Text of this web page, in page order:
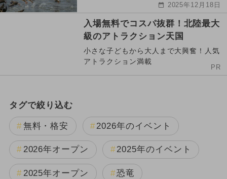
2025年12月18日
入場無料でコスパ抜群！北陸最大
級のアトラクション天国
小さな子どもから大人まで大興奮！人気
アトラクション満載
PR
タグで絞り込む
無料・格安 2026年のイベント
2026年オープン 2025年のイベント
2025年オープン 恐竜